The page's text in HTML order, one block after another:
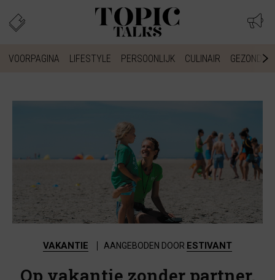
VOORPAGINA LIFESTYLE PERSOONLIJK CULINAIR
VAKANTIE AANGEBODEN DOOR ESTIVANT
Op vakantie zonder partner,